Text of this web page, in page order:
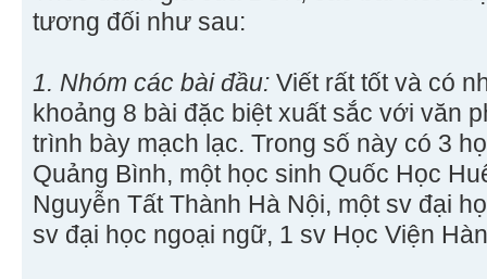
tương đối như sau:
1. Nhóm các bài đầu: Viết rất tốt và có
khoảng 8 bài đặc biệt xuất sắc với văn
trình bày mạch lạc. Trong số này có 3
Quảng Bình, một học sinh Quốc Học
Nguyễn Tất Thành Hà Nội, một sv đại
sv đại học ngoại ngữ, 1 sv Học Viện